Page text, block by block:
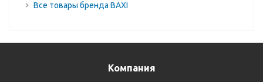
Все товары бренда BAXI
Компания